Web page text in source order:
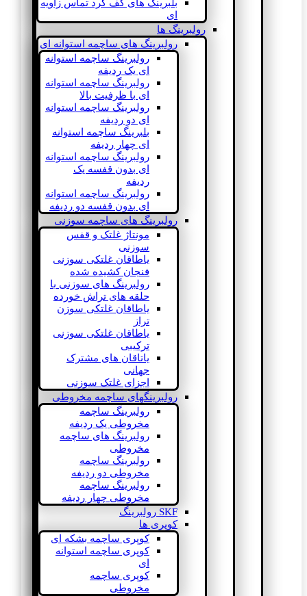
بلبرینگ های کف گرد تماس زاویه
ای
رولبرینگ ها
رولبرینگ های ساچمه استوانه ای
رولبرینگ ساچمه استوانه
ای یک ردیفه
رولبرینگ ساچمه استوانه
ای با ظرفیت بالا
رولبرینگ ساچمه استوانه
ای دو ردیفه
بلبرینگ ساچمه استوانه
ای چهار ردیفه
رولبرینگ ساچمه استوانه
ای بدون قفسه یک
ردیفه
رولبرینگ ساچمه استوانه
ای بدون قفسه دو ردیفه
رولبرینگ های ساچمه سوزنی
مونتاژ غلتک و قفس
سوزنی
یاطاقان غلتکی سوزنی
فنجان کشیده شده
رولبرینگ های سوزنی با
حلقه های تراش خورده
یاطاقان غلتکی سوزن
تراز
یاطاقان غلتکی سوزنی
ترکیبی
یاتاقان های مشترک
جهانی
اجزای غلتک سوزنی
رولبرینگهای ساچمه مخروطی
رولبرینگ ساچمه
مخروطی یک ردیفه
رولبرینگ های ساچمه
مخروطی
رولبرینگ ساچمه
مخروطی دو ردیفه
رولبرینگ ساچمه
مخروطی چهار ردیفه
SKF رولبرینگ
کوپری ها
کوپری ساچمه بشکه ای
کوپری ساچمه استوانه
ای
کوپری ساچمه
مخروطی